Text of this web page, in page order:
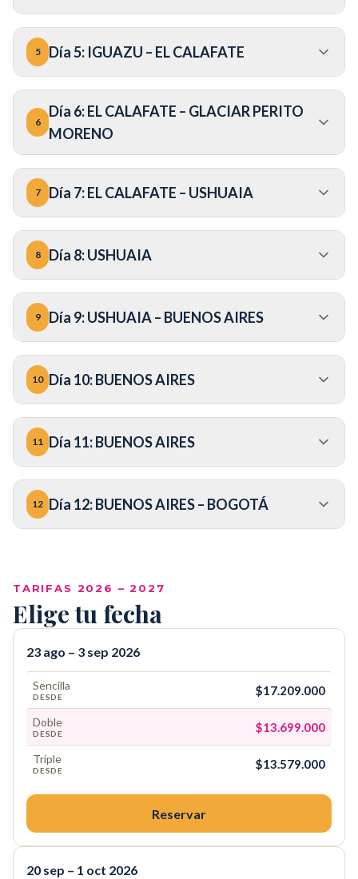
5 Día5: IGUAZU – EL CALAFATE
6
Día 6:EL CALAFATE – GLACIAR PERITO
MORENO
7 Día 7:EL CALAFATE – USHUAIA
8 Día 8:USHUAIA
9 Día 9:USHUAIA – BUENOS AIRES
10 Día 10:BUENOS AIRES
11 Día 11:BUENOS AIRES
12 Día 12:BUENOS AIRES – BOGOTÁ
TARIFAS 2026 – 2027
Elige tu fecha
23 ago – 3 sep 2026
Sencilla
DESDE $17.209.000
Doble
DESDE $13.699.000
Triple
DESDE $13.579.000
Reservar
20 sep – 1 oct 2026
COP